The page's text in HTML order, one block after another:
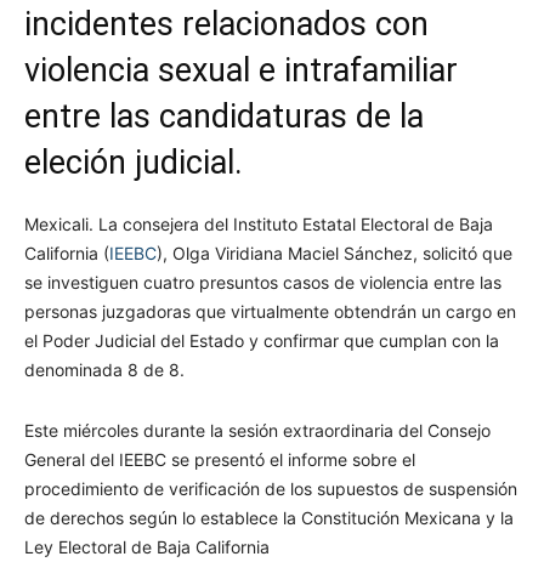
incidentes relacionados con
violencia sexual e intrafamiliar
entre las candidaturas de la
eleción judicial.
Mexicali. La consejera del Instituto Estatal Electoral de Baja
California (IEEBC), Olga Viridiana Maciel Sánchez, solicitó que
se investiguen cuatro presuntos casos de violencia entre las
personas juzgadoras que virtualmente obtendrán un cargo en
el Poder Judicial del Estado y confirmar que cumplan con la
denominada 8 de 8.
Este miércoles durante la sesión extraordinaria del Consejo
General del IEEBC se presentó el informe sobre el
procedimiento de verificación de los supuestos de suspensión
de derechos según lo establece la Constitución Mexicana y la
Ley Electoral de Baja California